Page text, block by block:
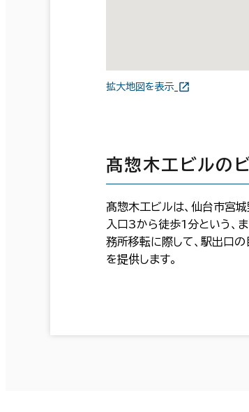
拡大地図を表示
髙惣木工ビルの
髙惣木工ビルは、仙台市宮
入口3から徒歩1分という、
務所移転に際して、駅出口
を提供します。